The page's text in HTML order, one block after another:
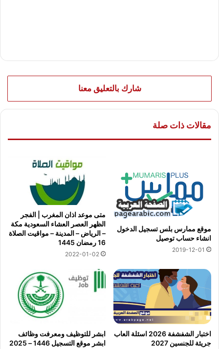
شارك بالتعليق معنا
مقالات ذات صلة
موقع ممارس بلس تسجيل الدخول
انشاء حساب توصيل
2019-12-01
متى موعد اذان المغرب | الفجر
الظهر العصر العشاء السعودية مكة
– الرياض – المدينة – مواقيت الصلاة
16 رمضان 1445
2022-01-02
اختبار الشفشفة 2026 اسئلة العاب
جريئة للجنسين 2027
ابشر للتوظيف ومعرفت وظائف
ابشر موقع التسجيل 1446 – 2025